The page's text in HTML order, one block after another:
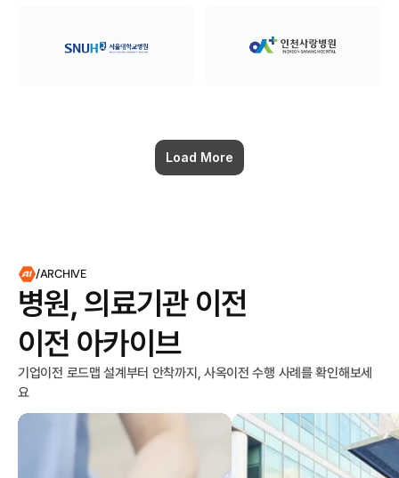
Load More
/ARCHIVE
병원, 의료기관 이전
이전 아카이브
기업이전 로드맵 설계부터 안착까지, 사옥이전 수행 사례를 확인해보세
요